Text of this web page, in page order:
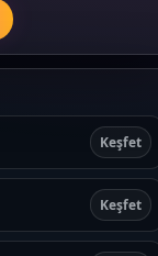
Keşfet
Keşfet